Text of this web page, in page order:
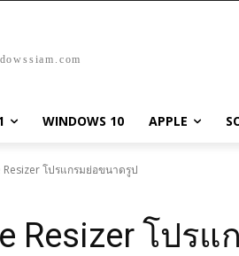
WINDOWS 10 APPLE
Resizer โปรแกรมย่อขนาดรูป
Resizer โปร